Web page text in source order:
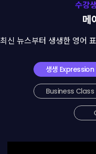
메
최신 뉴스부터 생생한 영어
생생 Expression
Business Class